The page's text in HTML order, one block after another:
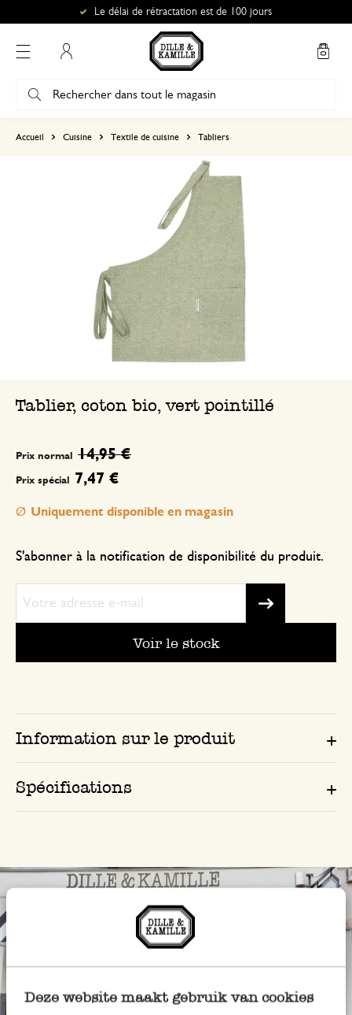
Deze website maakt gebruik van cookies
Le délai de rétractation est de 100 jours
Accueil Cuisine Textile de cuisine Tabliers
Tablier, coton bio, vert pointillé
Prix spécial 7,47 €
Prix normal 14,95 €
S'abonner à la notification de disponibilité du produit.
Voir le stock
Uniquement disponible en magasin
Information sur le produit
Spécifications